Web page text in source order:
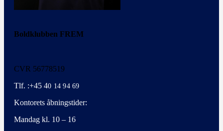
Boldklubben FREM
CVR 56778519
Tlf. :+45 40 14 94 69
Kontorets åbningstider:
Mandag kl. 10 – 16